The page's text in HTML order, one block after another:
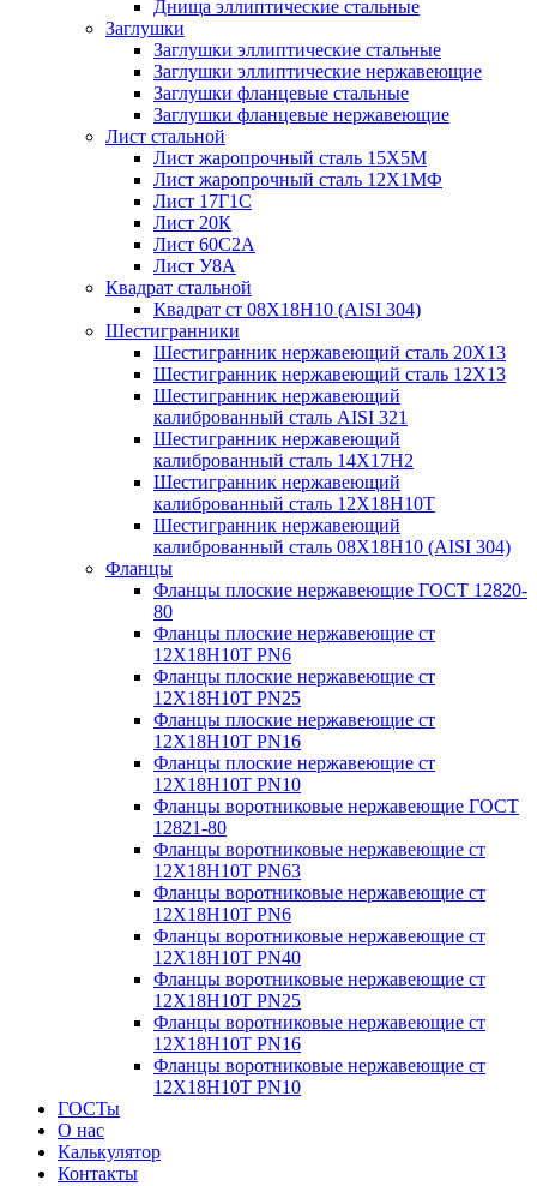
Днища эллиптические стальные
Заглушки
Заглушки эллиптические стальные
Заглушки эллиптические нержавеющие
Заглушки фланцевые стальные
Заглушки фланцевые нержавеющие
Лист стальной
Лист жаропрочный сталь 15Х5М
Лист жаропрочный сталь 12Х1МФ
Лист 17Г1С
Лист 20К
Лист 60С2А
Лист У8А
Квадрат стальной
Квадрат ст 08Х18Н10 (AISI 304)
Шестигранники
Шестигранник нержавеющий сталь 20Х13
Шестигранник нержавеющий сталь 12Х13
Шестигранник нержавеющий
калиброванный сталь AISI 321
Шестигранник нержавеющий
калиброванный сталь 14Х17Н2
Шестигранник нержавеющий
калиброванный сталь 12Х18Н10Т
Шестигранник нержавеющий
калиброванный сталь 08Х18Н10 (AISI 304)
Фланцы
Фланцы плоские нержавеющие ГОСТ 12820-
80
Фланцы плоские нержавеющие ст
12Х18Н10Т PN6
Фланцы плоские нержавеющие ст
12Х18Н10Т PN25
Фланцы плоские нержавеющие ст
12Х18Н10Т PN16
Фланцы плоские нержавеющие ст
12Х18Н10Т PN10
Фланцы воротниковые нержавеющие ГОСТ
12821-80
Фланцы воротниковые нержавеющие ст
12Х18Н10Т PN63
Фланцы воротниковые нержавеющие ст
12Х18Н10Т PN6
Фланцы воротниковые нержавеющие ст
12Х18Н10Т PN40
Фланцы воротниковые нержавеющие ст
12Х18Н10Т PN25
Фланцы воротниковые нержавеющие ст
12Х18Н10Т PN16
Фланцы воротниковые нержавеющие ст
12Х18Н10Т PN10
ГОСТы
О нас
Калькулятор
Контакты